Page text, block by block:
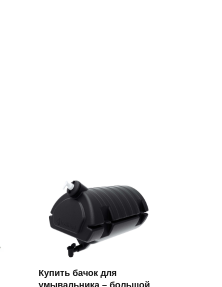
Купить бачок для
умывальника – большой